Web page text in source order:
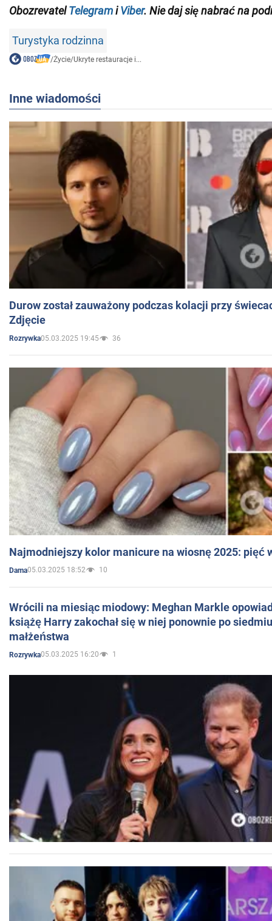
ObozrevatelTelegramiViber. Nie daj się nabrać na
Turystyka rodzinna
/Życie/Ukryte restauracje i...
Inne wiadomości
Durow został zauważony podczas kolacji przy
Zdjęcie
Rozrywka05.03.2025 19:45 36
Najmodniejszy kolor manicure na wiosnę 2025: pięć
Dama05.03.2025 18:52 10
Wrócili na miesiąc miodowy: Meghan Markle
książę Harry zakochał się w niej ponownie po
małżeństwa
Rozrywka05.03.2025 16:20 1